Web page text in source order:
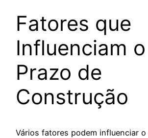
Fatores que
Influenciam o
Prazo de
Construção
Vários fatores podem influenciar